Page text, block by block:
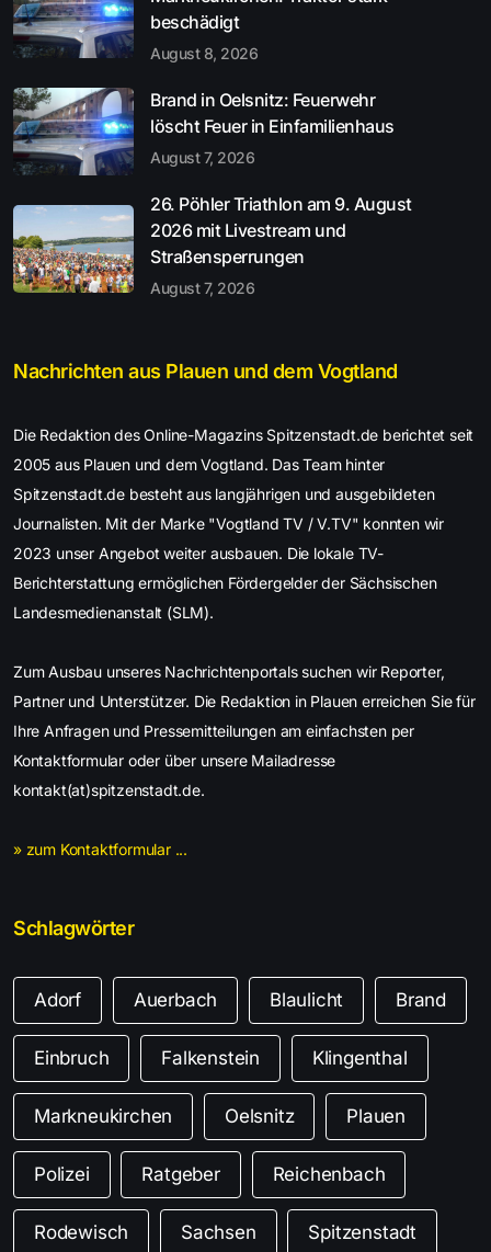
beschädigt
August 8, 2026
Brand in Oelsnitz: Feuerwehr
löscht Feuer in Einfamilienhaus
August 7, 2026
26. Pöhler Triathlon am 9. August
2026 mit Livestream und
Straßensperrungen
August 7, 2026
Nachrichten aus Plauen und dem Vogtland
Die Redaktion des Online-Magazins Spitzenstadt.de berichtet seit
2005 aus Plauen und dem Vogtland. Das Team hinter
Spitzenstadt.de besteht aus langjährigen und ausgebildeten
Journalisten. Mit der Marke "Vogtland TV / V.TV" konnten wir
2023 unser Angebot weiter ausbauen. Die lokale TV-
Berichterstattung ermöglichen Fördergelder der Sächsischen
Landesmedienanstalt (SLM).
Zum Ausbau unseres Nachrichtenportals suchen wir Reporter,
Partner und Unterstützer. Die Redaktion in Plauen erreichen Sie für
Ihre Anfragen und Pressemitteilungen am einfachsten per
Kontaktformular oder über unsere Mailadresse
kontakt(at)spitzenstadt.de.
» zum Kontaktformular ...
Schlagwörter
Adorf Auerbach Blaulicht Brand
Einbruch Falkenstein Klingenthal
Markneukirchen Oelsnitz Plauen
Polizei Ratgeber Reichenbach
Rodewisch Sachsen Spitzenstadt